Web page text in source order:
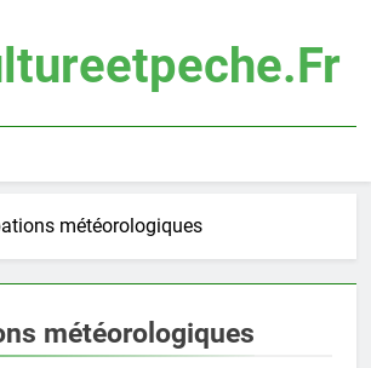
météorologiques
météorologiques